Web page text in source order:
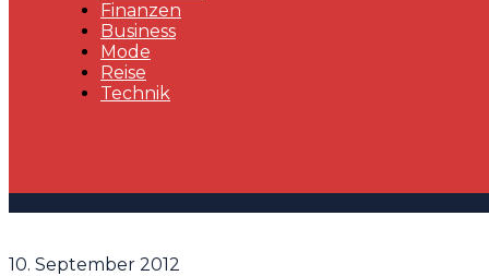
Finanzen
Business
Mode
Reise
Technik
10. September 2012